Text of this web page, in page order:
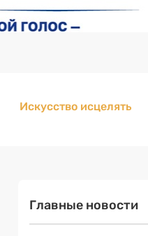
Искусство исцелять
Главные новости